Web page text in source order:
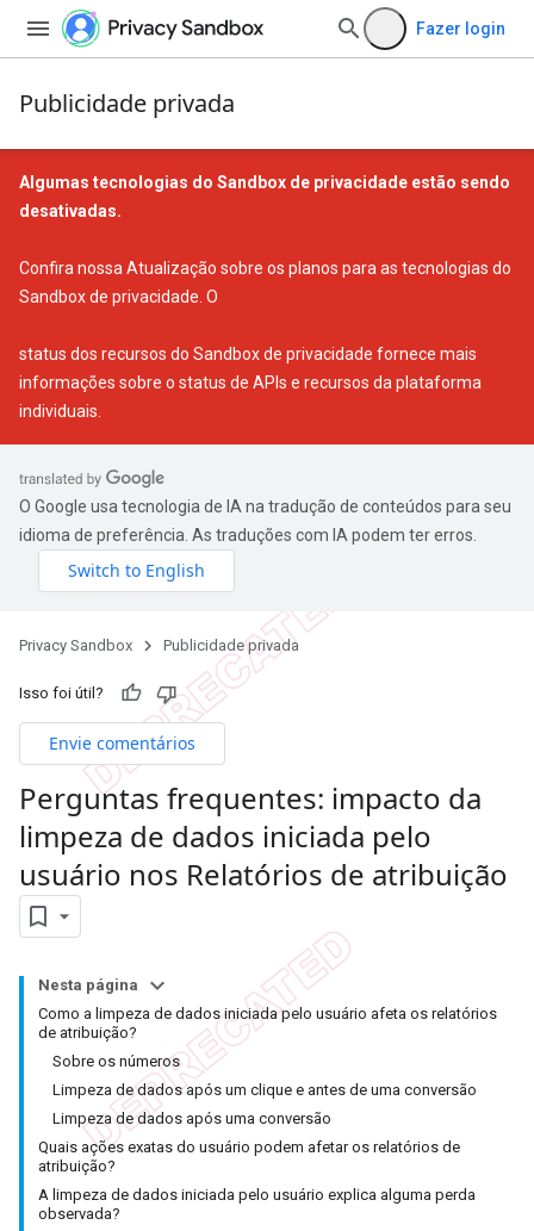
Fazer login
Publicidade privada
Algumas tecnologias do Sandbox de privacidade estão sendo
desativadas.
Confira nossa Atualização sobre os planos para as tecnologias do
Sandbox de privacidade . O
status dos recursos do Sandbox de privacidade fornece mais
informações sobre o status de APIs e recursos da plataforma
individuais.
O Google usa tecnologia de IA na tradução de conteúdos para seu
idioma de preferência. As traduções com IA podem ter erros.
Privacy Sandbox Publicidade privada
Isso foi útil?
Envie comentários
Perguntas frequentes: impacto da
limpeza de dados iniciada pelo
usuário nos Relatórios de atribuição
Nesta página
Como a limpeza de dados iniciada pelo usuário afeta os relatórios
de atribuição?
Sobre os números
Limpeza de dados após um clique e antes de uma conversão
Limpeza de dados após uma conversão
Quais ações exatas do usuário podem afetar os relatórios de
atribuição?
A limpeza de dados iniciada pelo usuário explica alguma perda
observada?